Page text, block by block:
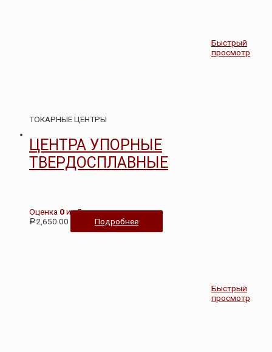
Быстрый
просмотр
ТОКАРНЫЕ ЦЕНТРЫ
ЦЕНТРА УПОРНЫЕ
ТВЕРДОСПЛАВНЫЕ
Оценка 0из 5
Р 2,650.00 Подробнее
Быстрый
просмотр